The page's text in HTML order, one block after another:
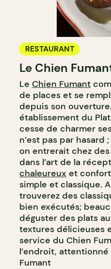
RESTAURANT
Le Chien
Le Chien Fumant
de places et se
depuis son
établissement du
cesse de charmer
n’est pas par
on entrerait chez
dans l’art de la
chaleureux et
simple et classique.
trouverez des
bien exécutés;
déguster des plats
textures délicieuses
service du Chien
l’endroit,
Fumant